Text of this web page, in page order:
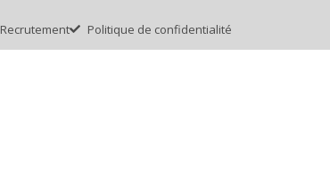
Recrutement Politique de confidentialité